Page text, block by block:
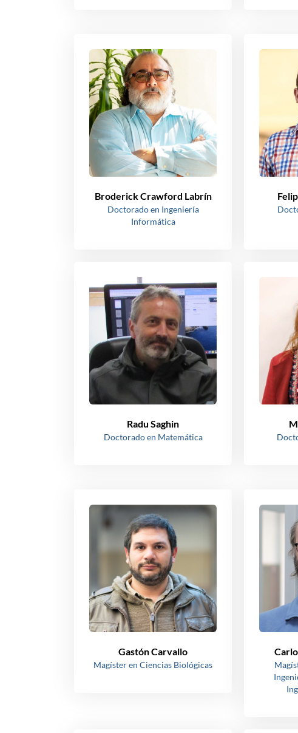
Broderick Crawford Labrín
Doctorado en Ingeniería
Informática
Radu Saghin
Doctorado en Matemática
Gastón Carvallo
Magíster en Ciencias Biológicas